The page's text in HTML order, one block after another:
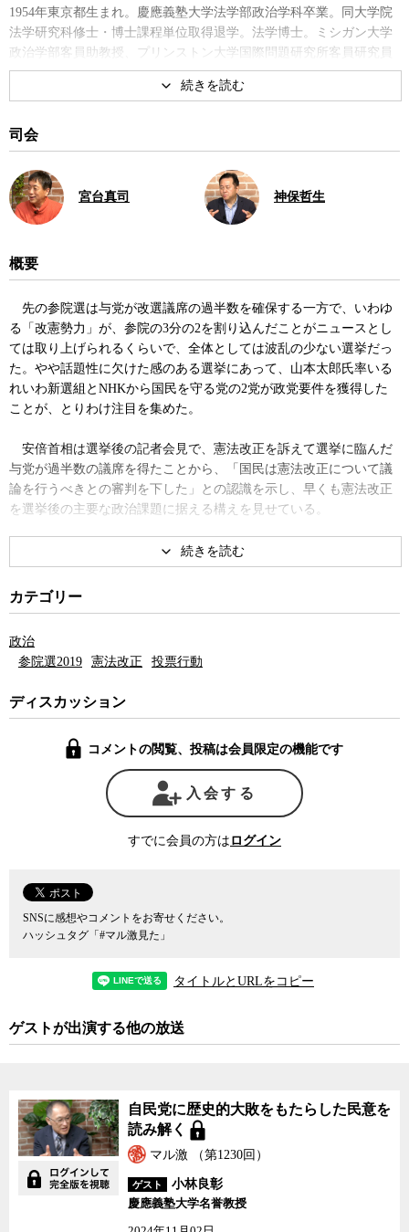
1954年東京都生まれ。慶應義塾大学法学部政治学科卒業。同大学院
法学研究科修士・博士課程単位取得退学。法学博士。ミシガン大学
政治学部客員助教授、プリンストン大学国際問題研究所客員研究員
などを経て91年より現職。著書に『政権交代 民主党政権とは何であ
ったのか』、『選挙・投票行動－社会科学の理論とモデル』、編著
著書
選挙・投票行動－社会科学の理
論とモデル
政権交代 民主党政権とは何であ
ったのか
司会
宮台真司 神保哲生
概要
先の参院選は与党が改選議席の過半数を確保する一方で、いわゆ
る「改憲勢力」が、参院の3分の2を割り込んだことがニュースとし
ては取り上げられるくらいで、全体としては波乱の少ない選挙だっ
た。やや話題性に欠けた感のある選挙にあって、山本太郎氏率いる
れいわ新選組とNHKから国民を守る党の2党が政党要件を獲得した
ことが、とりわけ注目を集めた。
安倍首相は選挙後の記者会見で、憲法改正を訴えて選挙に臨んだ
与党が過半数の議席を得たことから、「国民は憲法改正について議
論を行うべきとの審判を下した」との認識を示し、早くも憲法改正
を選挙後の主要な政治課題に据える構えを見せている。
日本の有権者はこの選挙でどのような民意を示したのだろうか。
選挙直前に全国の有権者3,000人を対象に意識調査を行った慶應義
塾大学の小林良彰教授によると、今回の選挙でも景気、年金、財政
することに失敗したため、経済問題は実際の投票行動に大きくは左
右しなかった。むしろ日米関係、日韓関係などの外交問題や首相の
の年金制度は旧民主党にも責任の一端があることを認識しており、
有権者の投票行動には大きな影響を与えなかった。
また、自民、公明、立憲、維新、共産各党の支持層はいずれも9割
近くがもともとの支持政党に投票していることもわかった。今回は
ズが起きにくかったのも当然のことだった。
その一方で支持政党を持たない無党派層については、自民党が3割
た。もともと基礎票で負けている野党が、無党派層でも自民の後塵
を拝することになれば、勝てなくて当然だった。
また、この選挙では若い世代の自民党支持の傾向がより顕著にな
今回、有権者の投票行動に影響を与えたと見られる安倍政権の外
交政策の中でも、とりわけ韓国に対する厳しい輸出規制が高く評価
されていることもわかった。現在日本が行っている半導体製造材料
の輸出規制に対しては、61.7％が賛成しているほか、ビザなし入国
カテゴリー
政治
参院選2019
憲法改正 投票行動
ディスカッション
コメントの閲覧、投稿は会員限定の機能です
入会する
すでに会員の方は ログイン
SNSに感想やコメントをお寄せください。
ハッシュタグ「#マル激見た」
タイトルとURLをコピー
ゲストが出演する他の放送
自民党に歴史的大敗をもたらした民意を
読み解く
マル激 （第1230回）
ゲスト
小林良彰
慶應義塾大学名誉教授